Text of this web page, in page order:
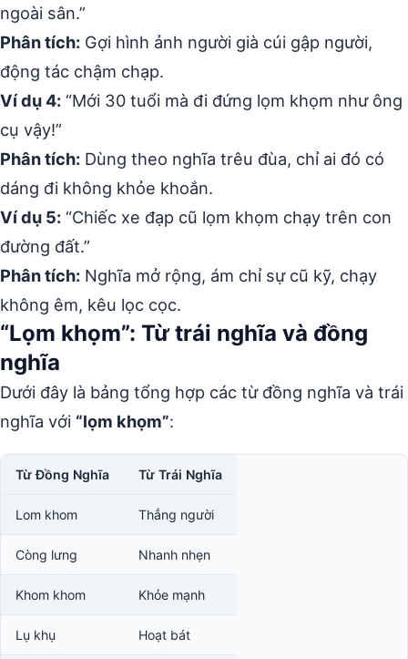
ngoài sân.”
Phân tích: Gợi hình ảnh người già cúi gập người,
động tác chậm chạp.
Ví dụ 4: “Mới 30 tuổi mà đi đứng lọm khọm như ông
cụ vậy!”
Phân tích: Dùng theo nghĩa trêu đùa, chỉ ai đó có
dáng đi không khỏe khoắn.
Ví dụ 5: “Chiếc xe đạp cũ lọm khọm chạy trên con
đường đất.”
Phân tích: Nghĩa mở rộng, ám chỉ sự cũ kỹ, chạy
không êm, kêu lọc cọc.
“Lọm khọm”: Từ trái nghĩa và đồng
nghĩa
Dưới đây là bảng tổng hợp các từ đồng nghĩa và trái
nghĩa với “lọm khọm”:
Từ Đồng Nghĩa Từ Trái Nghĩa
Lom khom Thẳng người
Còng lưng Nhanh nhẹn
Khom khom Khỏe mạnh
Lụ khụ Hoạt bát